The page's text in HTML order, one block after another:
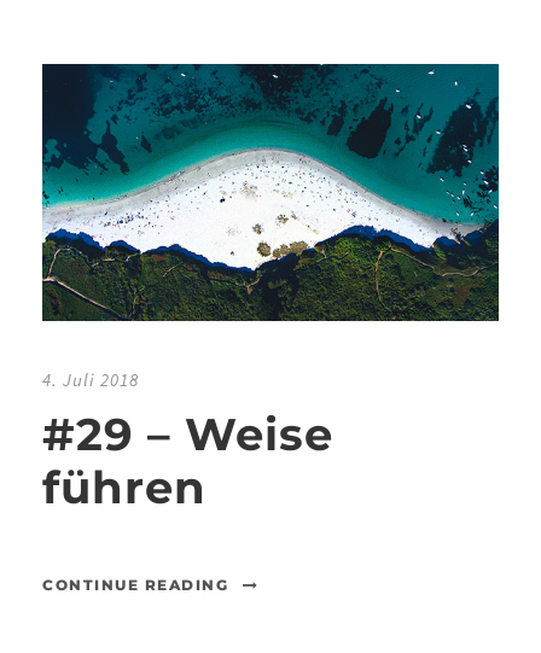
4. Juli 2018
#29 – Weise
führen
CONTINUE READING